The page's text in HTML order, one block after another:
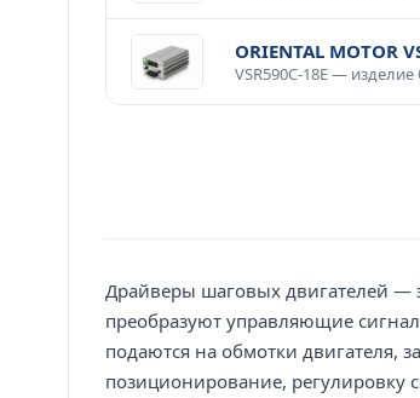
ORIENTAL MOTOR
Драйверы шаговых двигателей —
преобразуют управляющие
подаются на обмотки двигателя,
позиционирование, регулировку